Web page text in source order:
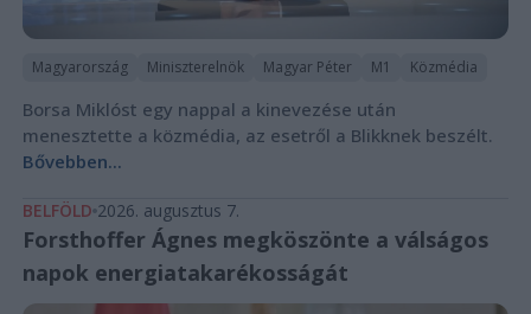
Magyarország Miniszterelnök Magyar Péter M1 Közmédia
Borsa Miklóst egy nappal a kinevezése után
menesztette a közmédia, az esetről a Blikknek beszélt.
Bővebben...
BELFÖLD 2026. augusztus 7.
Forsthoffer Ágnes megköszönte a válságos
napok energiatakarékosságát